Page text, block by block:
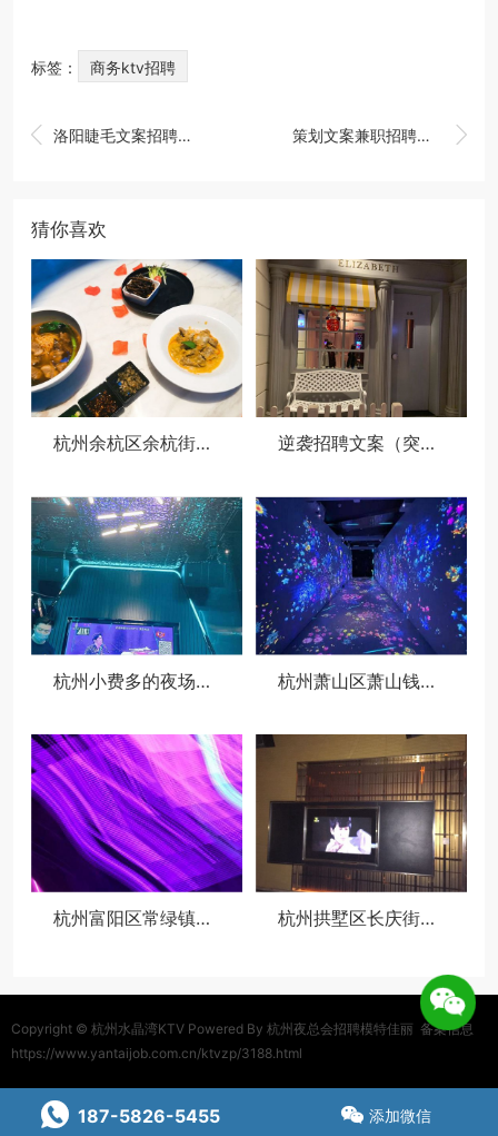
标签： 商务ktv招聘
 洛阳睫毛文案招聘（洛阳招聘文案创意高手） 
策划文案兼职招聘（创意策划与文案撰写灵活职位招募）
猜你喜欢
杭州余杭区余杭街道附近夜场招聘商务接待,还有哪些职位 逆袭招聘文案（突破传统：创新招聘策略大揭秘）
杭州小费多的夜场招聘女招待,有身高要求吗？ 杭州萧山区萧山钱江世纪城附近酒吧招聘包厢陪唱,用什么招聘平台好
杭州富阳区常绿镇附近ktv招聘点歌公主,(不用交台费) 杭州拱墅区长庆街道附近夜总会招聘包厢管家,不限身高
Copyright © 杭州水晶湾KTV Powered By 杭州夜总会招聘模特佳丽 备案信息
https://www.yantaijob.com.cn/ktvzp/3188.html
187-5826-5455 添加微信